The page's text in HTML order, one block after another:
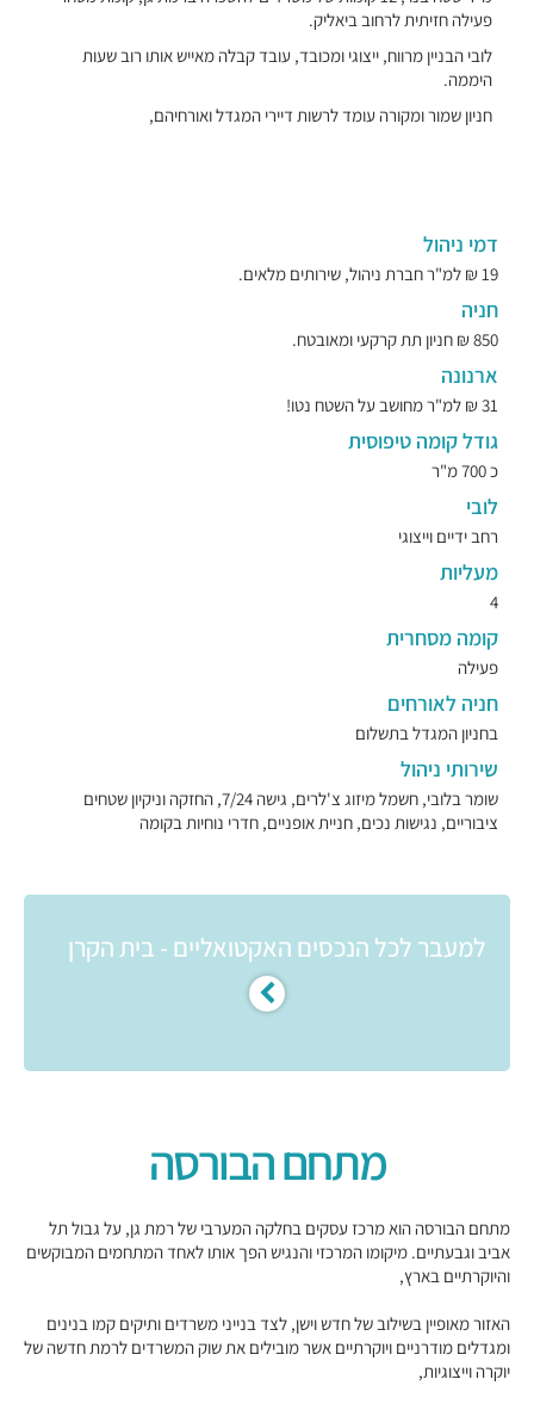
פעילה חזיתית לרחוב ביאליק.
לובי הבניין מרווח, ייצוגי ומכובד, עובד קבלה מאייש אותו רוב שעות
היממה.
חניון שמור ומקורה עומד לרשות דיירי המגדל ואורחיהם,
דמי ניהול
19 ₪ למ"ר חברת ניהול, שירותים מלאים.
חניה
850 ₪ חניון תת קרקעי ומאובטח.
ארנונה
31 ₪ למ"ר מחושב על השטח נטו!
גודל קומה טיפוסית
כ 700 מ"ר
לובי
רחב ידיים וייצוגי
מעליות
4
קומה מסחרית
פעילה
חניה לאורחים
בחניון המגדל בתשלום
שירותי ניהול
שומר בלובי, חשמל מיזוג צ'לרים, גישה 7/24, החזקה וניקיון שטחים
ציבוריים, נגישות נכים, חניית אופניים, חדרי נוחיות בקומה
למעבר לכל הנכסים האקטואליים - בית הקרן
מתחם הבורסה
מתחם הבורסה הוא מרכז עסקים בחלקה המערבי של רמת גן, על גבול תל
אביב וגבעתיים. מיקומו המרכזי והנגיש הפך אותו לאחד המתחמים המבוקשים
והיוקרתיים בארץ,
האזור מאופיין בשילוב של חדש וישן, לצד בנייני משרדים ותיקים קמו בנינים
ומגדלים מודרניים ויוקרתיים אשר מובילים את שוק המשרדים לרמת חדשה של
יוקרה וייצוגיות,